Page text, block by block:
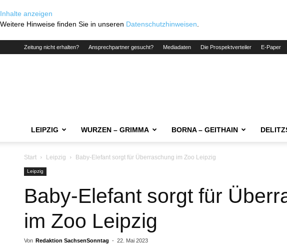
Inhalte anzeigen
Weitere Hinweise finden Sie in unseren Datenschutzhinweisen
Zeitung nicht erhalten? Ansprechpartner gesucht? Mediadaten Die Prospektverteiler E-Paper
LEIPZIG WURZEN – GRIMMA BORNA – GEITHAIN
Start Leipzig Baby-Elefant sorgt für Überraschung im Zoo Leipzig
Leipzig
Baby-Elefant sorgt für
im Zoo Leipzig
Von Redaktion SachsenSonntag - 22. Mai 2023